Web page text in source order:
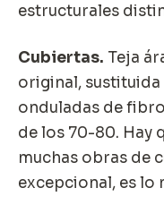
estructurales
Cubiertas. Teja
original,
onduladas de
de los 70-80. Hay
muchas obras de
excepcional, es lo